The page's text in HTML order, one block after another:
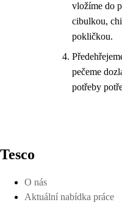
vložíme do
cibulkou,
pokličkou.
pečeme
potřeby
Tesco
O nás
Aktuální nabídka práce